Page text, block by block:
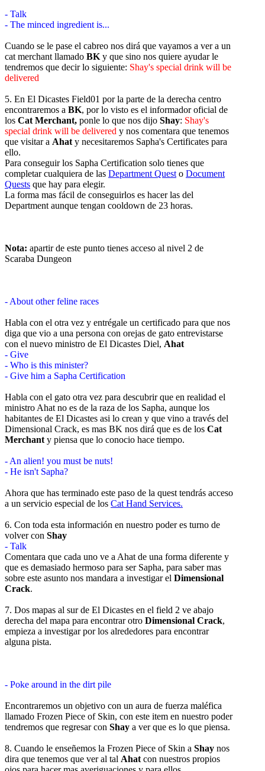
- Talk
- The minced ingredient is...
Cuando se le pase el cabreo nos dirá que vayamos a ver a un
cat merchant llamado BK y que sino nos quiere ayudar le
tendremos que decir lo siguiente: Shay's special drink will be
delivered
5. En El Dicastes Field01 por la parte de la derecha centro
encontraremos a BK, por lo visto es el informador oficial de
los Cat Merchant, ponle lo que nos dijo Shay: Shay's
special drink will be delivered y nos comentara que tenemos
que visitar a Ahat y necesitaremos Sapha's Certificates para
ello.
Para conseguir los Sapha Certification solo tienes que
completar cualquiera de las Department Quest o Document
Quests que hay para elegir.
La forma mas fácil de conseguirlos es hacer las del
Department aunque tengan cooldown de 23 horas.
Nota: apartir de este punto tienes acceso al nivel 2 de
Scaraba Dungeon
- About other feline races
Habla con el otra vez y entrégale un certificado para que nos
diga que vio a una persona con orejas de gato entrevistarse
con el nuevo ministro de El Dicastes Diel, Ahat
- Give
- Who is this minister?
- Give him a Sapha Certification
Habla con el gato otra vez para descubrir que en realidad el
ministro Ahat no es de la raza de los Sapha, aunque los
habitantes de El Dicastes asi lo crean y que vino a través del
Dimensional Crack, es mas BK nos dirá que es de los Cat
Merchant y piensa que lo conocio hace tiempo.
- An alien! you must be nuts!
- He isn't Sapha?
Ahora que has terminado este paso de la quest tendrás acceso
a un servicio especial de los Cat Hand Services.
6. Con toda esta información en nuestro poder es turno de
volver con Shay
- Talk
Comentara que cada uno ve a Ahat de una forma diferente y
que es demasiado hermoso para ser Sapha, para saber mas
sobre este asunto nos mandara a investigar el Dimensional
Crack.
7. Dos mapas al sur de El Dicastes en el field 2 ve abajo
derecha del mapa para encontrar otro Dimensional Crack,
empieza a investigar por los alrededores para encontrar
alguna pista.
- Poke around in the dirt pile
Encontraremos un objetivo con un aura de fuerza maléfica
llamado Frozen Piece of Skin, con este item en nuestro poder
tendremos que regresar con Shay a ver que es lo que piensa.
8. Cuando le enseñemos la Frozen Piece of Skin a Shay nos
dira que tenemos que ver al tal Ahat con nuestros propios